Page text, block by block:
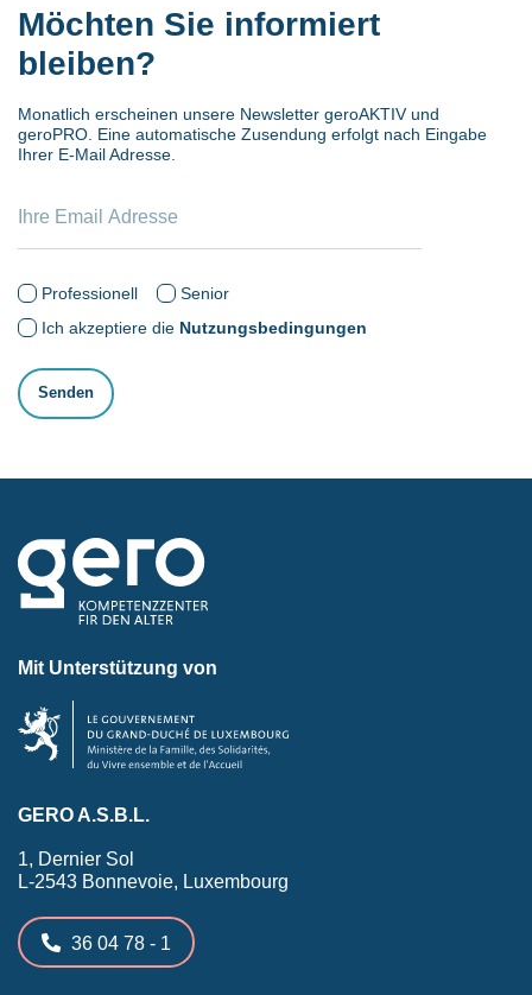
Möchten Sie informiert
bleiben?
Monatlich erscheinen unsere Newsletter geroAKTIV und
geroPRO. Eine automatische Zusendung erfolgt nach Eingabe
Ihrer E-Mail Adresse.
Professionell
Senior
Ich akzeptiere die Nutzungsbedingungen
Mit Unterstützung von
GERO A.S.B.L.
1, Dernier Sol
L-2543 Bonnevoie, Luxembourg
36 04 78 - 1